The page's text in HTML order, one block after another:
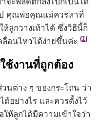
คุณพ่อคุณแม่ควรหาที่
ห้ลูกวางเท้าได้ ซึ่งวิธีนี้ก็
ลื่อนไหวได้ง่ายขึ้นค่ะ (1)
ช้งานที่ถูกต้อง
นต่าง ๆ ของกระโถน ว่า
อย่างไร และควรตั้งไว้
ห้ลูกได้มีความเข้าใจว่า